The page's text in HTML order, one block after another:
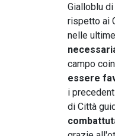
Gialloblu
rispetto ai
nelle
campo
essere
i
di Città